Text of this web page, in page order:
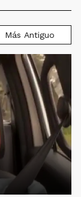
Más Antiguo